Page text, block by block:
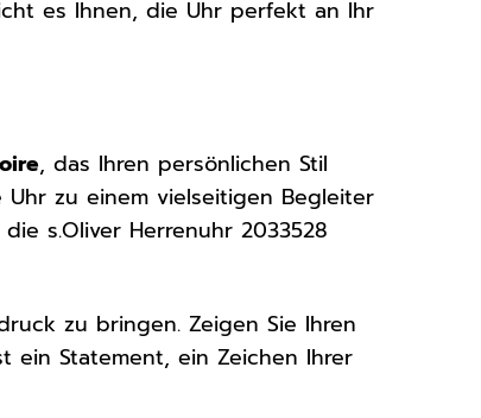
es Ihnen, die Uhr perfekt an Ihr
, das Ihren persönlichen Stil
zu einem vielseitigen Begleiter
s.Oliver Herrenuhr 2033528
zu bringen. Zeigen Sie Ihren
ein Statement, ein Zeichen Ihrer